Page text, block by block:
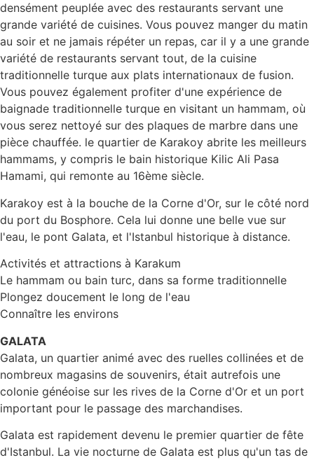
densément peuplée avec des restaurants servant une
grande variété de cuisines. Vous pouvez manger du matin
au soir et ne jamais répéter un repas, car il y a une grande
variété de restaurants servant tout, de la cuisine
traditionnelle turque aux plats internationaux de fusion.
Vous pouvez également profiter d'une expérience de
baignade traditionnelle turque en visitant un hammam, où
vous serez nettoyé sur des plaques de marbre dans une
pièce chauffée. le quartier de Karakoy abrite les meilleurs
hammams, y compris le bain historique Kilic Ali Pasa
Hamami, qui remonte au 16ème siècle.
Karakoy est à la bouche de la Corne d'Or, sur le côté nord
du port du Bosphore. Cela lui donne une belle vue sur
l'eau, le pont Galata, et l'Istanbul historique à distance.
Activités et attractions à Karakum
Le hammam ou bain turc, dans sa forme traditionnelle
Plongez doucement le long de l'eau
Connaître les environs
GALATA
Galata, un quartier animé avec des ruelles collinées et de
nombreux magasins de souvenirs, était autrefois une
colonie généoise sur les rives de la Corne d'Or et un port
important pour le passage des marchandises.
Galata est rapidement devenu le premier quartier de fête
d'Istanbul. La vie nocturne de Galata est plus qu'un tas de